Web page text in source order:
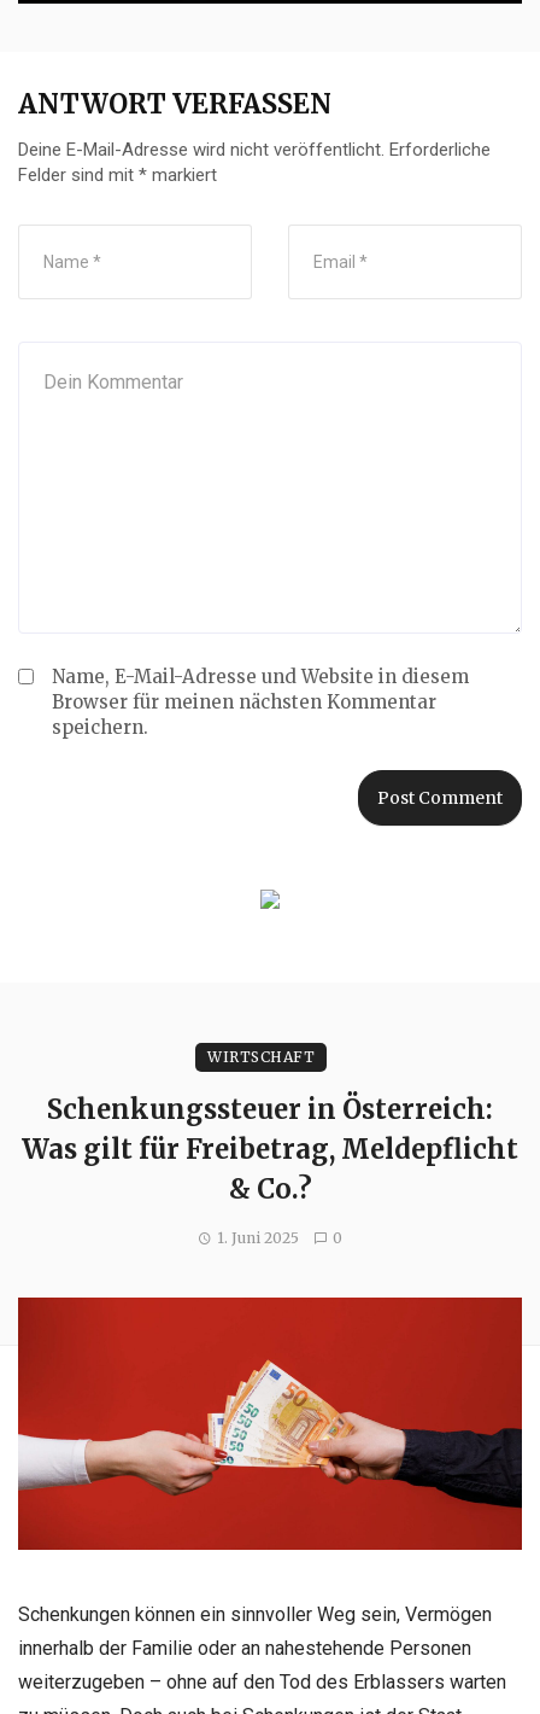
ANTWORT VERFASSEN
Deine E-Mail-Adresse wird nicht veröffentlicht. Erforderliche
Felder sind mit * markiert
Name, E-Mail-Adresse und Website in diesem
Browser für meinen nächsten Kommentar
speichern.
WIRTSCHAFT
Schenkungssteuer in Österreich:
Was gilt für Freibetrag, Meldepflicht
& Co.?
1. Juni 2025 0
Schenkungen können ein sinnvoller Weg sein, Vermögen
innerhalb der Familie oder an nahestehende Personen
weiterzugeben – ohne auf den Tod des Erblassers warten